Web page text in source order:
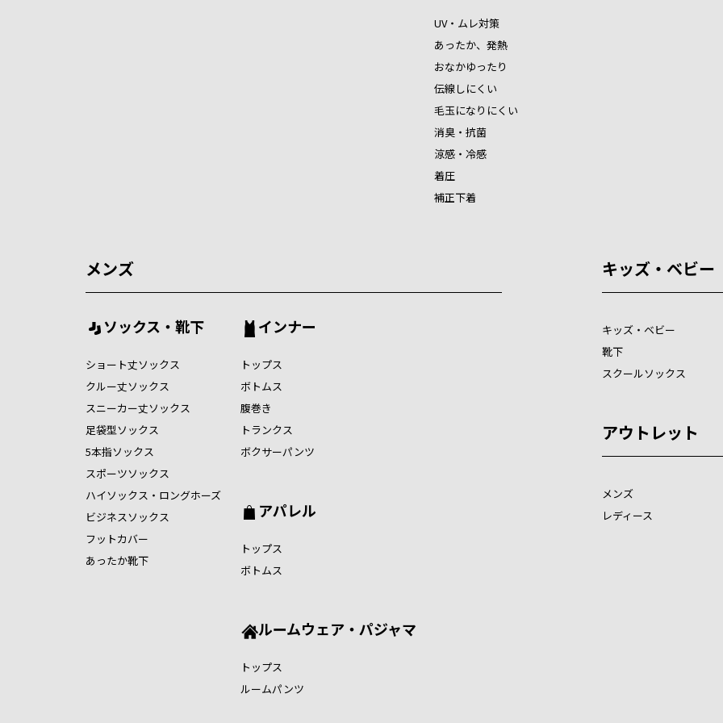
UV・ムレ対策
あったか、発熱
おなかゆったり
伝線しにくい
毛玉になりにくい
消臭・抗菌
涼感・冷感
着圧
補正下着
メンズ
ソックス・靴下
ショート丈ソックス
クルー丈ソックス
スニーカー丈ソックス
足袋型ソックス
5本指ソックス
スポーツソックス
ハイソックス・ロングホーズ
ビジネスソックス
フットカバー
あったか靴下
インナー
トップス
ボトムス
腹巻き
トランクス
ボクサーパンツ
アパレル
トップス
ボトムス
ルームウェア・パジャマ
トップス
ルームパンツ
キッズ・ベビー
キッズ・ベビー
靴下
スクールソックス
アウトレット
メンズ
レディース